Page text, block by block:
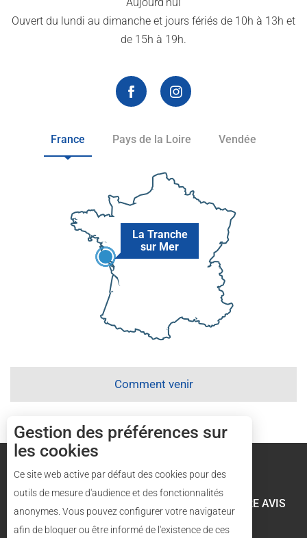
Ouvert du lundi au dimanche et jours fériés de 10h à 13h et
de 15h à 19h.
France Pays de la Loire Vendée
La Tranche
sur Mer
Comment venir
VOTRE AVIS
Gestion des préférences sur
les cookies
Ce site web active par défaut des cookies pour des
outils de mesure d'audience et des fonctionnalités
anonymes. Vous pouvez configurer votre navigateur
afin de bloquer ou être informé de l'existence de ces